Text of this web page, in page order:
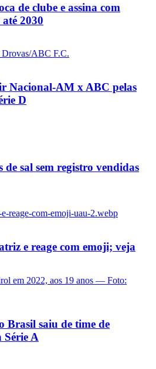
de clube e assina com
2030
Nacional-AM x ABC pelas
D
sal sem registro vendidas
e reage com emoji; veja
saiu de time de
Série A